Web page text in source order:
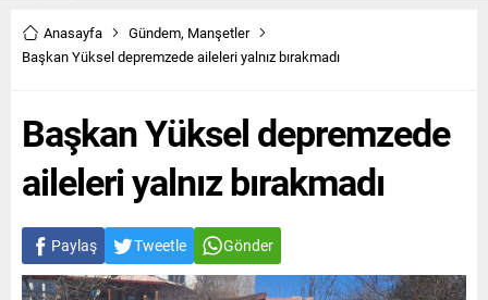
Anasayfa Gündem, Manşetler
Başkan Yüksel depremzede aileleri yalnız bırakmadı
Başkan Yüksel depremzede
aileleri yalnız bırakmadı
Paylaş Tweetle Gönder